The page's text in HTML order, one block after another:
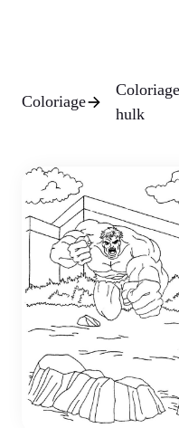
Coloriage
Coloriage
hulk